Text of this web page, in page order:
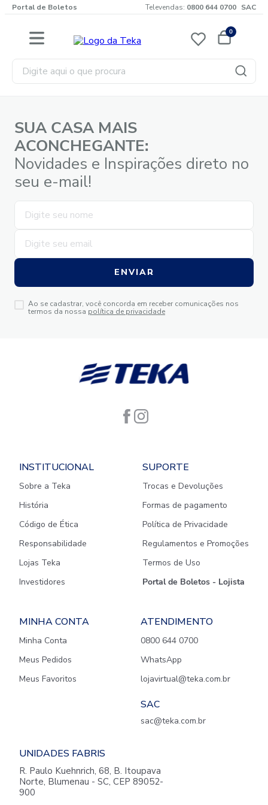
Portal de Boletos Televendas: 0800 644 0700 SAC
0
Digite aqui o que procura
SUA CASA MAIS
ACONCHEGANTE:
Novidades e Inspirações direto no
seu e-mail!
ENVIAR
Ao se cadastrar, você concorda em receber comunicações nos
termos da nossa política de privacidade
INSTITUCIONAL
Sobre a Teka
História
Código de Ética
Responsabilidade
Lojas Teka
Investidores
SUPORTE
Trocas e Devoluções
Formas de pagamento
Política de Privacidade
Regulamentos e Promoções
Termos de Uso
Portal de Boletos - Lojista
MINHA CONTA
Minha Conta
Meus Pedidos
Meus Favoritos
ATENDIMENTO
0800 644 0700
WhatsApp
lojavirtual@teka.com.br
SAC
sac@teka.com.br
UNIDADES FABRIS
R. Paulo Kuehnrich, 68, B. Itoupava
Norte, Blumenau - SC, CEP 89052-
900